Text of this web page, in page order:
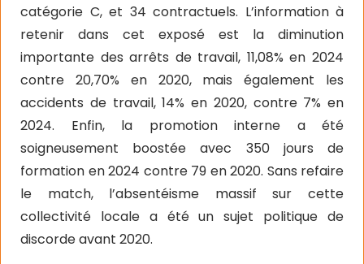
catégorie C, et 34 contractuels. L’information à
retenir dans cet exposé est la diminution
importante des arrêts de travail, 11,08% en 2024
contre 20,70% en 2020, mais également les
accidents de travail, 14% en 2020, contre 7% en
2024. Enfin, la promotion interne a été
soigneusement boostée avec 350 jours de
formation en 2024 contre 79 en 2020. Sans refaire
le match, l’absentéisme massif sur cette
collectivité locale a été un sujet politique de
discorde avant 2020.